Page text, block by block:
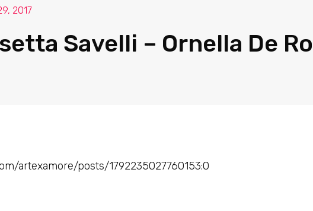
2017
Savelli – Ornella De
artexamore/posts/1792235027760153:0